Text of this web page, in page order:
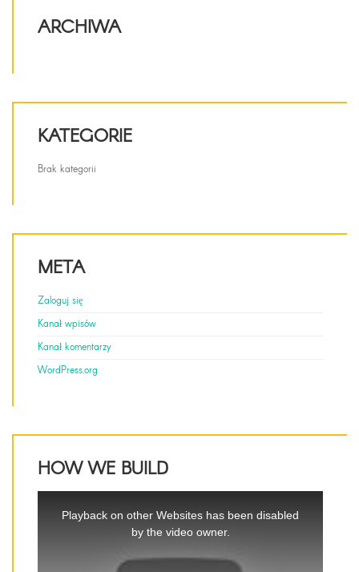
ARCHIWA
KATEGORIE
Brak kategorii
META
Zaloguj się
Kanał wpisów
Kanał komentarzy
WordPress.org
HOW WE BUILD
Playback on other Websites has been disabled
by the video owner.